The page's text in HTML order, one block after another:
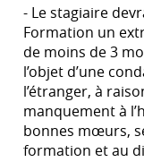
- Le stagiaire
Formation un
de moins de 3
l’objet d’une
l’étranger, à
manquement à
bonnes mœurs,
formation et au